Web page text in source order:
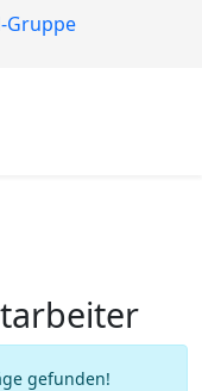
Gruppe
gefunden!